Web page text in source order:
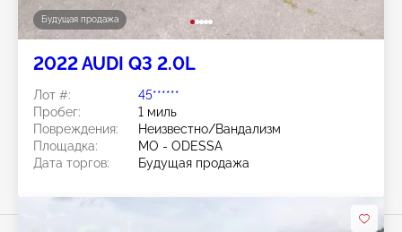
Будущая продажа
2022 AUDI Q3 2.0L
Лот #:
45******
Пробег:
1 миль
Повреждения:
Неизвестно/Вандализм
Площадка:
MO - ODESSA
Дата торгов:
Будущая продажа